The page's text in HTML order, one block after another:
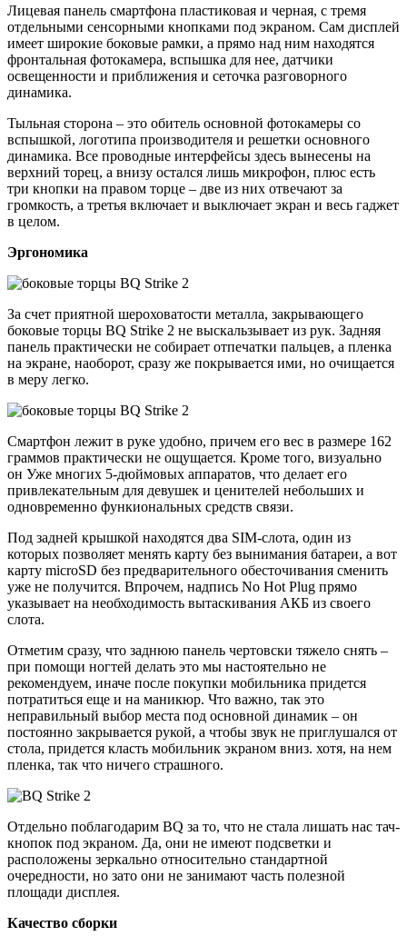
Лицевая панель смартфона пластиковая и черная, с тремя
отдельными сенсорными кнопками под экраном. Сам дисплей
имеет широкие боковые рамки, а прямо над ним находятся
фронтальная фотокамера, вспышка для нее, датчики
освещенности и приближения и сеточка разговорного
динамика.
Тыльная сторона – это обитель основной фотокамеры со
вспышкой, логотипа производителя и решетки основного
динамика. Все проводные интерфейсы здесь вынесены на
верхний торец, а внизу остался лишь микрофон, плюс есть
три кнопки на правом торце – две из них отвечают за
громкость, а третья включает и выключает экран и весь гаджет
в целом.
Эргономика
За счет приятной шероховатости металла, закрывающего
боковые торцы BQ Strike 2 не выскальзывает из рук. Задняя
панель практически не собирает отпечатки пальцев, а пленка
на экране, наоборот, сразу же покрывается ими, но очищается
в меру легко.
Смартфон лежит в руке удобно, причем его вес в размере 162
граммов практически не ощущается. Кроме того, визуально
он Уже многих 5-дюймовых аппаратов, что делает его
привлекательным для девушек и ценителей небольших и
одновременно функиональных средств связи.
Под задней крышкой находятся два SIM-слота, один из
которых позволяет менять карту без вынимания батареи, а вот
карту microSD без предварительного обесточивания сменить
уже не получится. Впрочем, надпись No Hot Plug прямо
указывает на необходимость вытаскивания АКБ из своего
слота.
Отметим сразу, что заднюю панель чертовски тяжело снять –
при помощи ногтей делать это мы настоятельно не
рекомендуем, иначе после покупки мобильника придется
потратиться еще и на маникюр. Что важно, так это
неправильный выбор места под основной динамик – он
постоянно закрывается рукой, а чтобы звук не приглушался от
стола, придется класть мобильник экраном вниз. хотя, на нем
пленка, так что ничего страшного.
Отдельно поблагодарим BQ за то, что не стала лишать нас тач-
кнопок под экраном. Да, они не имеют подсветки и
расположены зеркально относительно стандартной
очередности, но зато они не занимают часть полезной
площади дисплея.
Качество сборки